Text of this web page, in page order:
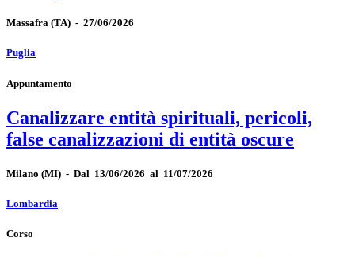
Massafra (TA) - 27/06/2026
Puglia
Appuntamento
Canalizzare entità spirituali, pericoli,
false canalizzazioni di entità oscure
Milano (MI) - Dal 13/06/2026 al 11/07/2026
Lombardia
Corso